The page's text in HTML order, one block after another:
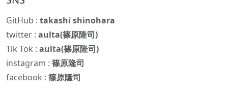
GitHub : takashi shinohara
twitter : aulta(篠原隆司)
Tik Tok : aulta(篠原隆司)
instagram : 篠原隆司
facebook : 篠原隆司